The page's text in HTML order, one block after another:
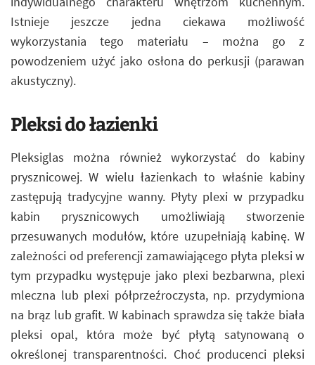
Istnieje jeszcze jedna ciekawa możliwość
wykorzystania tego materiału – można go z
powodzeniem użyć jako osłona do perkusji (parawan
akustyczny).
Pleksi do łazienki
Pleksiglas można również wykorzystać do kabiny
prysznicowej. W wielu łazienkach to właśnie kabiny
zastępują tradycyjne wanny. Płyty plexi w przypadku
kabin prysznicowych umożliwiają stworzenie
przesuwanych modułów, które uzupełniają kabinę. W
zależności od preferencji zamawiającego płyta pleksi w
tym przypadku występuje jako plexi bezbarwna, plexi
mleczna lub plexi półprzeźroczysta, np. przydymiona
na brąz lub grafit. W kabinach sprawdza się także biała
pleksi opal, która może być płytą satynowaną o
określonej transparentności. Choć producenci pleksi